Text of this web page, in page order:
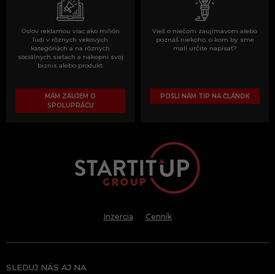
Oslov reklamou viac ako milión
ľudí v rôznych vekových
kategóriách a na rôznych
sociálnych sieťach a nakopni svoj
biznis alebo produkt.
MÁM ZÁUJEM O
SPOLUPRÁCU
Vieš o niečom zaujímavom alebo
poznáš niekoho, o kom by sme
mali určite napísať?
POŠLI NÁM TIP NA ČLÁNOK
Inzercia Cenník
SLEDUJ NÁS AJ NA